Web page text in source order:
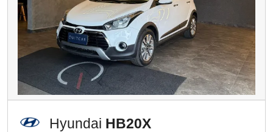
Hyundai HB20X